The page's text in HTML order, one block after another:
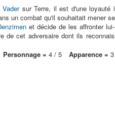
Vadersur Terre, il est d'une loyauté
un combat qu'il souhaitait mener
et décide de les affronter
de cet adversaire dont ils
Personnage = 4 / 5 Apparence =